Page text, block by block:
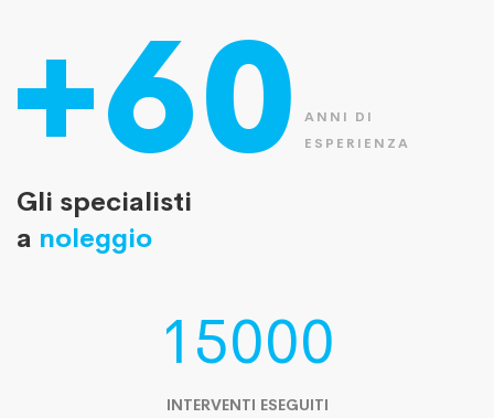
+60
ANNI DI
ESPERIENZA
Gli specialisti
a noleggio
15000
INTERVENTI ESEGUITI